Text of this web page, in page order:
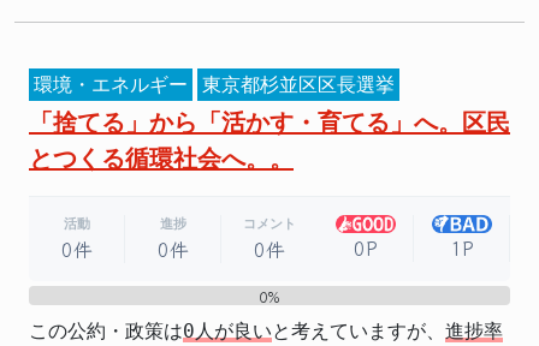
環境・エネルギー 東京都杉並区区長選挙
「捨てる」から「活かす・育てる」へ。区民
とつくる循環社会へ。。
活動
0件
進捗
0件
コメント
0件 0P 1P
0%
この公約・政策は0人が良いと考えていますが、 進捗率